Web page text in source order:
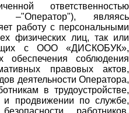
ответственностью
являясь
работу с персональными
физических лиц, так или
с ООО «ДИСКОБУК»,
обеспечения соблюдения
правовых актов,
деятельности Оператора,
в трудоустройстве,
и продвижении по службе,
работников,